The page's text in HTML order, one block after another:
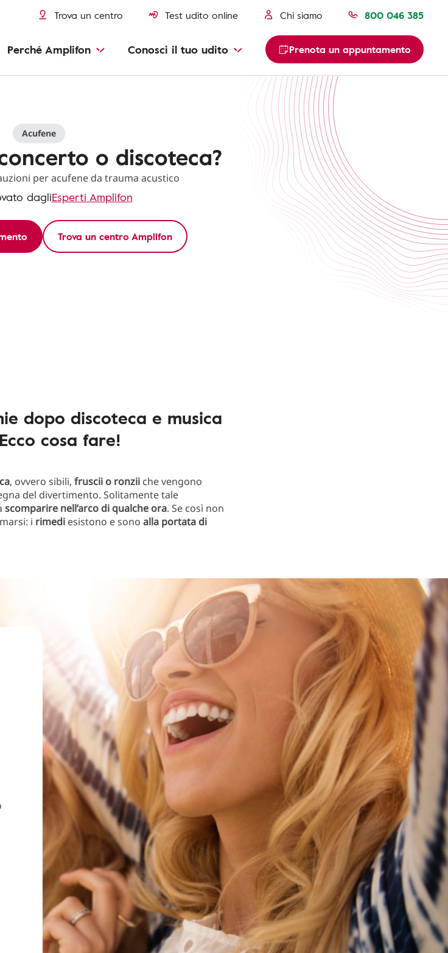
Trova un centro Test udito online Chi siamo 800 046 385
Perché Amplifon Conosci il tuo udito Prenota un appuntamento
Acufene
o discoteca?
per acufene da trauma acustico
dagliEsperti Amplifon
Trova un centro Amplifon
dopo discoteca e musica
cosa fare!
, ovvero sibili, fruscii o ronzii che vengono
del divertimento. Solitamente tale
scomparire nell’arco di qualche ora. Se così non
i rimedi esistono e sono alla portata di